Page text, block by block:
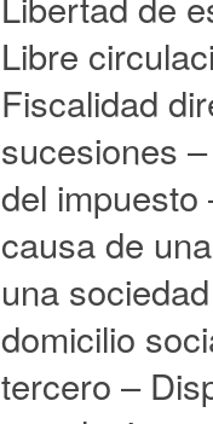
Libre
Fiscalidad
sucesiones
del
causa de
una
domicilio
tercero –